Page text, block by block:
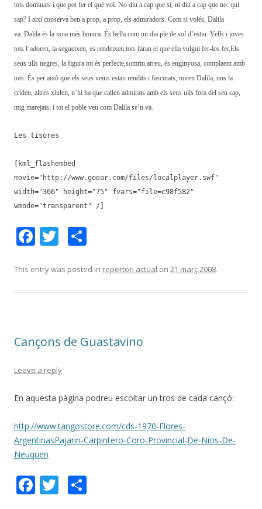
tots dominats i que pot fer el què vol. No diu a cap que sí, ni diu a cap que no: qui
sap? I així conserva ben a prop, a prop, els admiradors. Com si volés, Dalila
va. Dalila és la noia més bonica. És bella com un dia ple de sol d’estiu. Vells i joves
tots l’adoren, la segueixen, es rendeixen,tots faran el que ella vulgui fer-los fer.Els
seus ulls negres, la figura tot és perfecte,somriu arreu, és enginyosa, complaent amb
tots. És per això que els seus veïns estan rendits i fascinats, miren Dalila, uns la
criden, altres xiulen, n’hi ha que callen admirats amb els seus ulls fora del seu cap,
mig marejats; i tot el poble veu com Dalila se’n va.
Les tisores
[kml_flashembed
movie="http://www.goear.com/files/localplayer.swf"
width="366" height="75" fvars="file=c98f582"
wmode="transparent" /]
F
e
k
T
itt m
ix
This entry was posted in repertori actual on 21 març 2008.
Cançons de Guastavino
Leave a reply
En aquesta pàgina podreu escoltar un tros de cada cançó:
http://www.tangostore.com/cds-1970-Flores-
ArgentinasPajarin-Carpintero-Coro-Provincial-De-Nios-De-
Neuquen
F T